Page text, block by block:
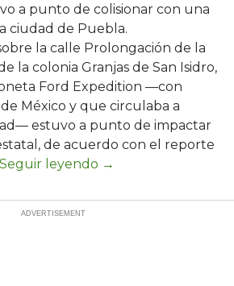
a punto de colisionar con una
ciudad de Puebla.
la calle Prolongación de la
la colonia Granjas de San Isidro,
Ford Expedition —con
México y que circulaba a
estuvo a punto de impactar
de acuerdo con el reporte